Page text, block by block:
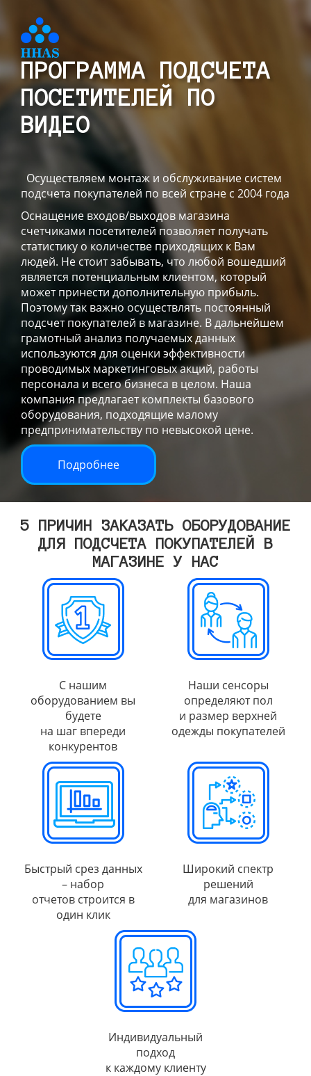
ПРОГРАММА ПОДСЧЕТА
ПОСЕТИТЕЛЕЙ ПО
ВИДЕО
Осуществляем монтаж и обслуживание систем
подсчета покупателей по всей стране с 2004 года
Оснащение входов/выходов магазина
счетчиками посетителей позволяет получать
статистику о количестве приходящих к Вам
людей. Не стоит забывать, что любой вошедший
является потенциальным клиентом, который
может принести дополнительную прибыль.
Поэтому так важно осуществлять постоянный
подсчет покупателей в магазине. В дальнейшем
грамотный анализ получаемых данных
используются для оценки эффективности
проводимых маркетинговых акций, работы
персонала и всего бизнеса в целом. Наша
компания предлагает комплекты базового
оборудования, подходящие малому
предпринимательству по невысокой цене.
Подробнее
5 ПРИЧИН ЗАКАЗАТЬ ОБОРУДОВАНИЕ
ДЛЯ ПОДСЧЕТА ПОКУПАТЕЛЕЙ В
МАГАЗИНЕ У НАС
С нашим
оборудованием вы
будете
на шаг впереди
конкурентов
Наши сенсоры
определяют пол
и размер верхней
одежды покупателей
Быстрый срез данных
– набор
отчетов строится в
один клик
Широкий спектр
решений
для магазинов
Индивидуальный
подход
к каждому клиенту